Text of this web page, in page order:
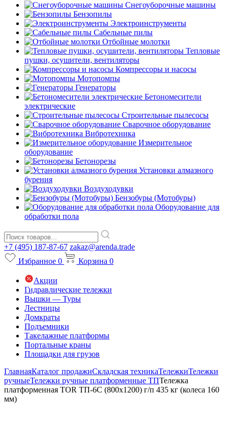
Снегоуборочные машины
Бензопилы
Электроинструменты
Сабельные пилы
Отбойные молотки
Тепловые
пушки, осушители, вентиляторы
Компрессоры и насосы
Мотопомпы
Генераторы
Бетономесители
электрические
Строительные пылесосы
Сварочное оборудование
Вибротехника
Измерительное
оборудование
Бетонорезы
Установки алмазного
бурения
Воздуходувки
Бензобуры (Мотобуры)
Оборудование для
обработки пола
+7 (495) 187-87-67 zakaz@arenda.trade
Избранное 0 Корзина 0
Акции
Гидравлические тележки
Вышки — Туры
Лестницы
Домкраты
Подъемники
Такелажные платформы
Портальные краны
Площадки для грузов
ГлавнаяКаталог продажиСкладская техникаТележкиТележки
ручныеТележки ручные платформенные ТПТележка
платформенная TOR ТП-6С (800х1200) г/п 435 кг (колеса 160
мм)